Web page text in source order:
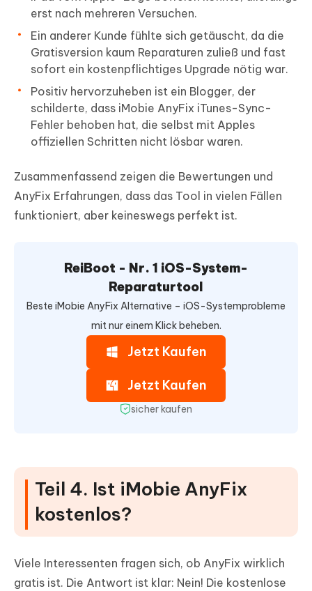
erst nach mehreren Versuchen.
Ein anderer Kunde fühlte sich getäuscht, da die
Gratisversion kaum Reparaturen zuließ und fast
sofort ein kostenpflichtiges Upgrade nötig war.
Positiv hervorzuheben ist ein Blogger, der
schilderte, dass iMobie AnyFix iTunes-Sync-
Fehler behoben hat, die selbst mit Apples
offiziellen Schritten nicht lösbar waren.
Zusammenfassend zeigen die Bewertungen und
AnyFix Erfahrungen, dass das Tool in vielen Fällen
funktioniert, aber keineswegs perfekt ist.
ReiBoot - Nr. 1 iOS-System-
Reparaturtool
Beste iMobie AnyFix Alternative – iOS-Systemprobleme
mit nur einem Klick beheben.
Jetzt Kaufen
Jetzt Kaufen
sicher kaufen
Teil 4. Ist iMobie AnyFix
kostenlos?
Viele Interessenten fragen sich, ob AnyFix wirklich
gratis ist. Die Antwort ist klar: Nein! Die kostenlose